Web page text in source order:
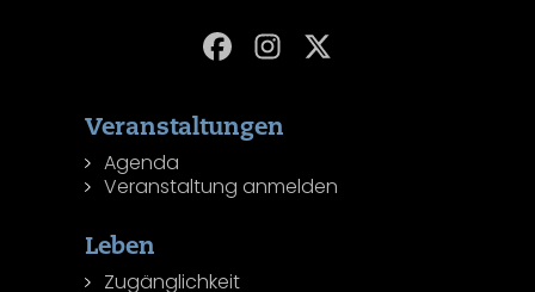
Veranstaltungen
Agenda
Veranstaltung anmelden
Leben
Zugänglichkeit